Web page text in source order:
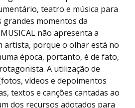
teatro e música para
momentos da
não apresenta a
artista, porque o olhar está no
época, portanto, é de fato,
A utilização de
vídeos e depoimentos
textos e canções cantadas ao
dos recursos adotados para